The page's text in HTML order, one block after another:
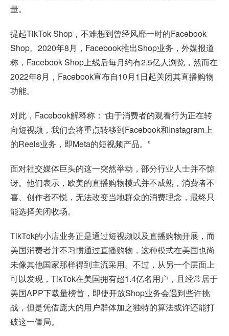
量。
提起TikTok Shop，不难想到曾经风靡一时的Facebook
Shop。2020年8月，Facebook推出Shop业务，外媒报道
称，Facebook Shop上线后每月约有2.5亿人浏览，然而在
2022年8月，Facebook宣布自10月1日起关闭其直播购物
功能。
对此，Facebook解释称：“由于消费者的观看行为正在转
向短视频，我们会将重点转移到Facebook和Instagram上
的Reels业务，即Meta的短视频产品。”
面对社交媒体巨头的这一突然举动，部分行业人士并不惊
讶。他们表示，欧美的直播购物模式并不成熟，消费者不
喜、创作者不悦，无法改变当地群众的消费理念，最终只
能选择关闭收场。
TikTok的小店业务正是通过短视频以及直播购物开展，而
美国消费者并不习惯通过直播购物，这种模式在美国也尚
未像其他国家那样得到主流采用。不过，从另一个层面上
可以发现，TikTok在美国拥有超1.4亿名用户，且经常居于
美国APP下载量榜首，即使开放Shop业务会遇到些许挑
战，但是凭借庞大的用户群体加之独特的算法或许还能打
破这一僵局。